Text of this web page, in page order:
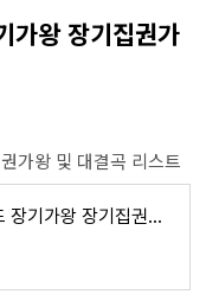
가왕 장기집권가
가왕 및 대결곡 리스트
복면가왕 역대 레전드 장기가왕 장기집권가왕 및 대결곡 리스트